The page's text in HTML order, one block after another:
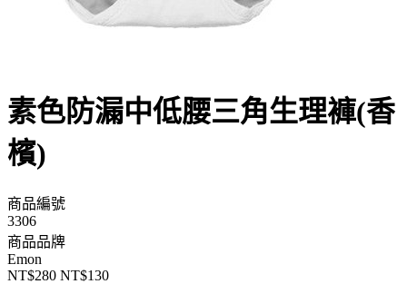
素色防漏中低腰三角生理褲(香
檳)
商品編號
3306
商品品牌
Emon
NT$280 NT$130